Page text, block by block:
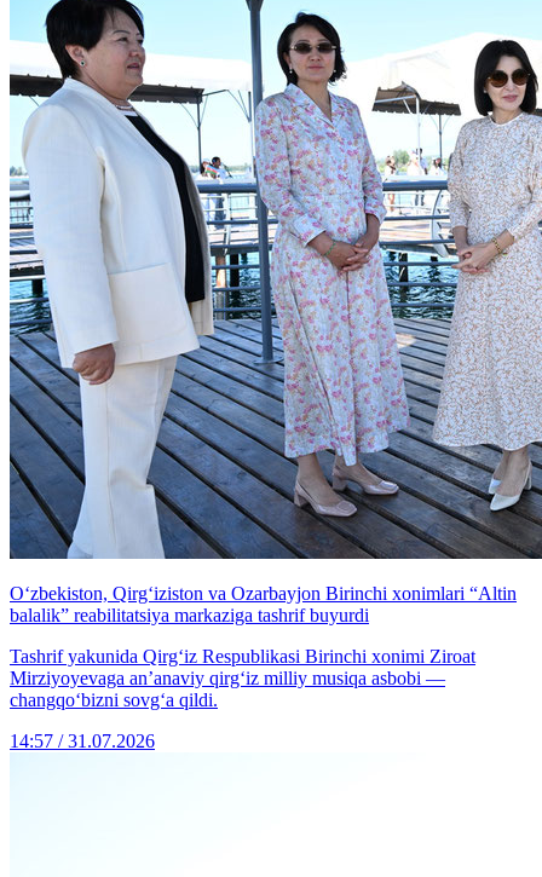
O‘zbekiston, Qirg‘iziston va Ozarbayjon Birinchi xonimlari “Altin
balalik” reabilitatsiya markaziga tashrif buyurdi
Tashrif yakunida Qirg‘iz Respublikasi Birinchi xonimi Ziroat
Mirziyoyevaga an’anaviy qirg‘iz milliy musiqa asbobi —
changqo‘bizni sovg‘a qildi.
14:57 / 31.07.2026